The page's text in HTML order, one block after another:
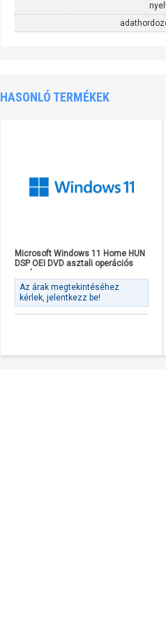
HASONLÓ TERMÉKEK
Microsoft Windows 11 Home HUN
DSP OEI DVD asztali operációs
rendszer
Az árak megtekintéséhez
kérlek, jelentkezz be!